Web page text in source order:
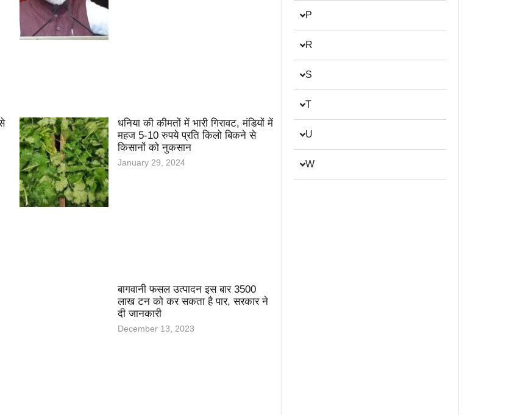
धनिया की कीमतों में भारी गिरावट, मंडियों में
महज 5-10 रुपये प्रति किलो बिकने से
किसानों को नुकसान
January 29, 2024
बागवानी फसल उत्पादन इस बार 3500
लाख टन को कर सकता है पार, सरकार ने
दी जानकारी
December 13, 2023
P
R
S
T
U
W